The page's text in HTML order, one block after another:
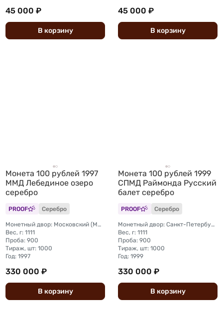
45 000 ₽
В корзину
45 000 ₽
В корзину
Монета 100 рублей 1997
ММД Лебединое озеро
серебро
PROOF Серебро
Монетный двор: Московский (ММД)
Вес, г: 1111
Проба: 900
Тираж, шт: 1000
Год: 1997
330 000 ₽
В корзину
Монета 100 рублей 1999
СПМД Раймонда Русский
балет серебро
PROOF Серебро
Монетный двор: Санкт-Петербургский (СПМД)
Вес, г: 1111
Проба: 900
Тираж, шт: 1000
Год: 1999
330 000 ₽
В корзину